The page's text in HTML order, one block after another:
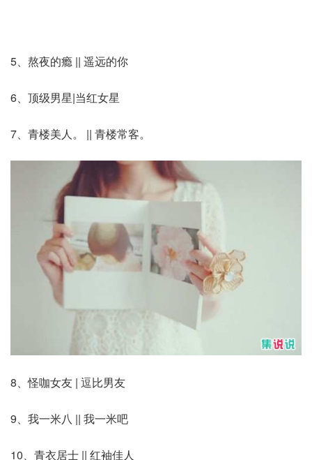
5、熬夜的瘾 || 遥远的你
6、顶级男星|当红女星
7、青楼美人。 || 青楼常客。
8、怪咖女友 | 逗比男友
9、我一米八 || 我一米吧
10、青衣居士 || 红袖佳人